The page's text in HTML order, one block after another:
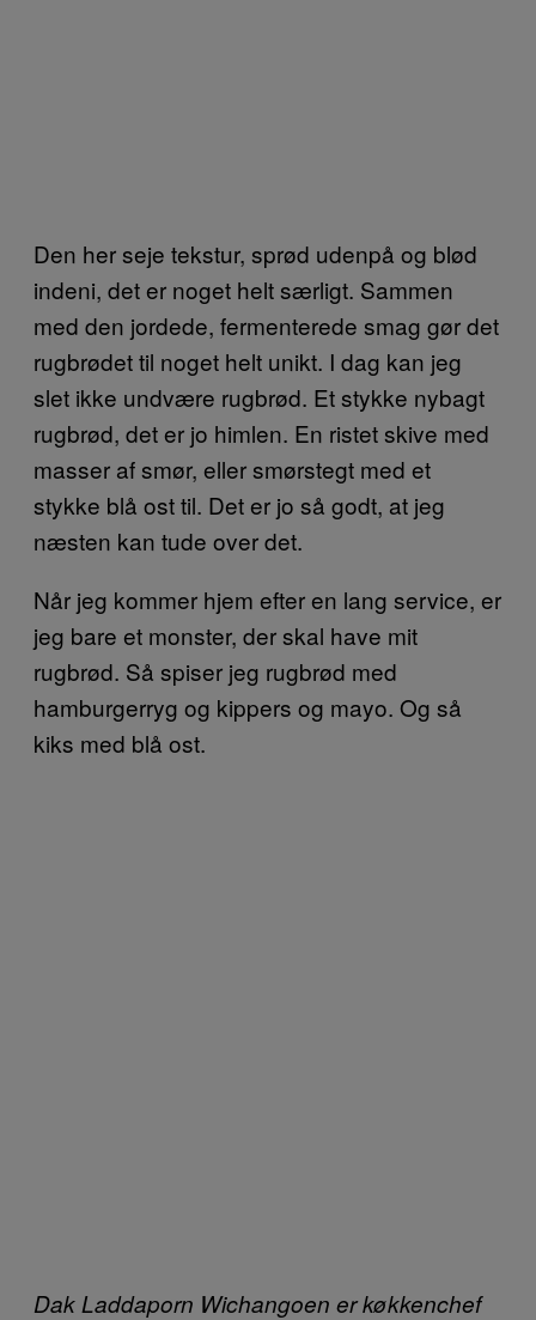
Den her seje tekstur, sprød udenpå og blød
indeni, det er noget helt særligt. Sammen
med den jordede, fermenterede smag gør det
rugbrødet til noget helt unikt. I dag kan jeg
slet ikke undvære rugbrød. Et stykke nybagt
rugbrød, det er jo himlen. En ristet skive med
masser af smør, eller smørstegt med et
stykke blå ost til. Det er jo så godt, at jeg
næsten kan tude over det.
Når jeg kommer hjem efter en lang service, er
jeg bare et monster, der skal have mit
rugbrød. Så spiser jeg rugbrød med
hamburgerryg og kippers og mayo. Og så
kiks med blå ost.
Dak Laddaporn Wichangoen er køkkenchef